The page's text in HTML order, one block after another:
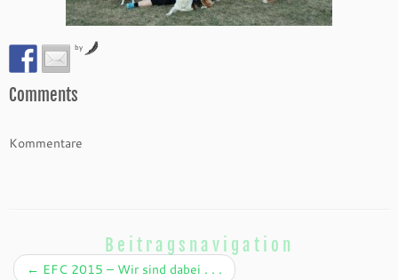
by
Comments
Kommentare
Beitragsnavigation
← EFC 2015 – Wir sind dabei . . .